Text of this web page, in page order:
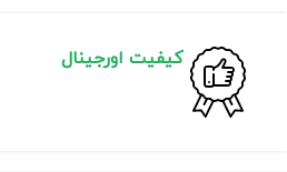
کیفیت اورجینال